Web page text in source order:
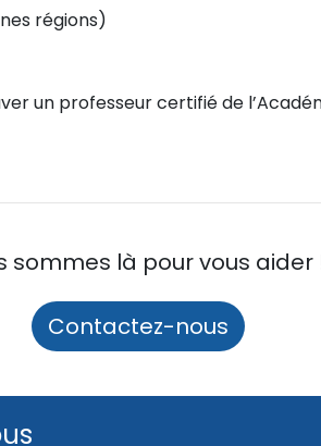
régions)
un professeur certifié de
sommes là pour vous aider
Contactez-nous